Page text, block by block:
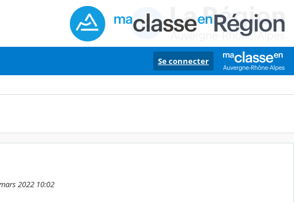
Se connecter
2022 10:02